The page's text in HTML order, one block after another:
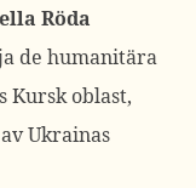
Röda
de humanitära
Kursk oblast,
Ukrainas